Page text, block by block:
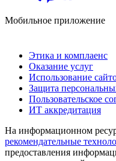
Мобильное приложение
Этика и комплаенс
Оказание услуг
Использование
Защита
Пользовательское
ИТ аккредитация
На информационном
рекомендательные
предоставления